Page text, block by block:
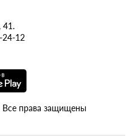
41.
24-12
права защищены